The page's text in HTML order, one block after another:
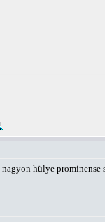
hülye prominense